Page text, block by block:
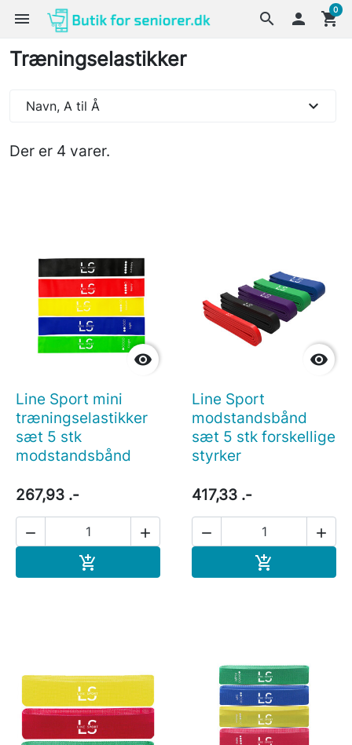
search
menu  shopping_cart
0
Træningselastikker
Der er 4 varer.
Navn, A til Å expand_more

Line Sport mini
træningselastikker
sæt 5 stk
modstandsbånd
267,93 .-
 


Line Sport
modstandsbånd
sæt 5 stk forskellige
styrker
417,33 .-
 
